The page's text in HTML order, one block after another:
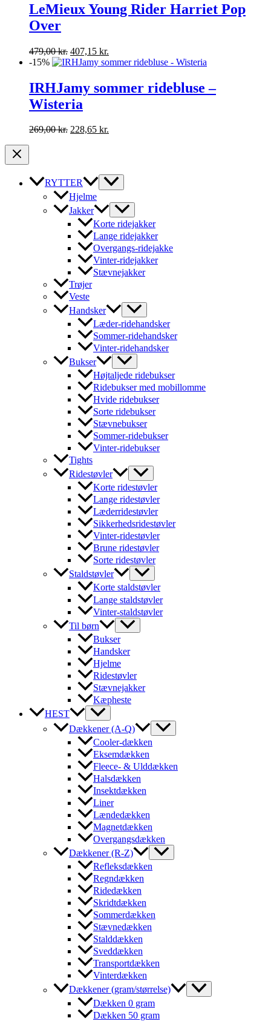
229,00 kr..194,65 kr..
LeMieux Young Rider Harriet Pop
Over
479,00kr. Den
oprindelige
479,00 kr..
407,15 kr.
aktuelle
407,15 kr..
-15%
IRHJamy sommer ridebluse –
Wisteria
269,00kr. Den
269,00 kr..
228,65 kr.
228,65 kr..
RYTTER
Hjelme
Jakker
Korte ridejakker
Lange ridejakker
Overgangs-ridejakke
Vinter-ridejakker
Stævnejakker
Trøjer
Veste
Handsker
Læder-ridehandsker
Sommer-ridehandsker
Vinter-ridehandsker
Bukser
Højtaljede ridebukser
Ridebukser med mobillomme
Hvide ridebukser
Sorte ridebukser
Stævnebukser
Sommer-ridebukser
Vinter-ridebukser
Tights
Ridestøvler
Korte ridestøvler
Lange ridestøvler
Læderridestøvler
Sikkerhedsridestøvler
Vinter-ridestøvler
Brune ridestøvler
Sorte ridestøvler
Staldstøvler
Korte staldstøvler
Lange staldstøvler
Vinter-staldstøvler
Til børn
Bukser
Handsker
Hjelme
Ridestøvler
Stævnejakker
Kæpheste
HEST
Dækkener (A-Q)
Cooler-dækken
Eksemdækken
Fleece- & Ulddækken
Halsdækken
Insektdækken
Liner
Lændedækken
Magnetdækken
Overgangsdækken
Dækkener (R-Z)
Refleksdækken
Regndækken
Ridedækken
Skridtdækken
Sommerdækken
Stævnedækken
Stalddækken
Sveddækken
Transportdækken
Vinterdækken
Dækkener (gram/størrelse)
Dækken 0 gram
Dækken 50 gram